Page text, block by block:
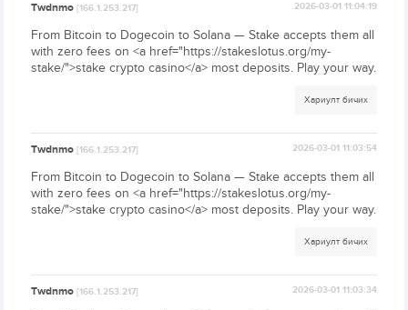
Twdnmo[166.1.253.217] 2026-03-01 11:04:19
From Bitcoin to Dogecoin to Solana — Stake accepts them all
with zero fees on <a href="https://stakeslotus.org/my-
stake/">stake crypto casino</a> most deposits. Play your way.
Хариулт бичих
Twdnmo[166.1.253.217] 2026-03-01 11:03:54
From Bitcoin to Dogecoin to Solana — Stake accepts them all
with zero fees on <a href="https://stakeslotus.org/my-
stake/">stake crypto casino</a> most deposits. Play your way.
Хариулт бичих
Twdnmo[166.1.253.217] 2026-03-01 11:03:34